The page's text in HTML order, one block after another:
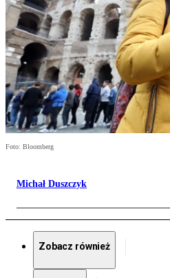
Foto: Bloomberg
Michał Duszczyk
Zobacz również